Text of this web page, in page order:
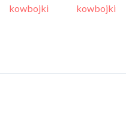
kowbojki
kowbojki